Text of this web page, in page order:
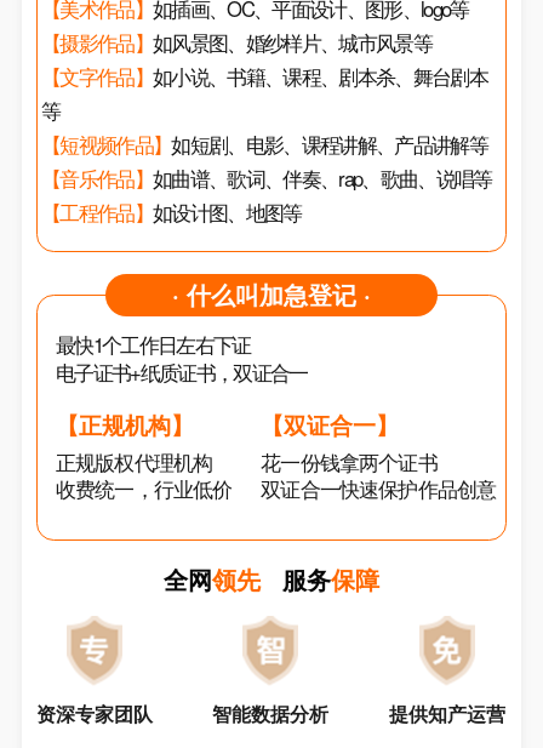
【美术作品】 如插画、OC、平面设计、图形、logo等
【摄影作品】 如风景图、婚纱样片、城市风景等
【文字作品】 如小说、书籍、课程、剧本杀、舞台剧本
等
【短视频作品】如短剧、电影、课程讲解、产品讲解等
【音乐作品】 如曲谱、歌词、伴奏、rap、歌曲、说唱等
【工程作品】 如设计图、地图等
· 什么叫加急登记 ·
最快1个工作日左右下证
电子证书+纸质证书，双证合一
【正规机构】
正规版权代理机构
收费统一，行业低价
【双证合一】
花一份钱拿两个证书
双证合一快速保护作品创意
全网领先 服务保障
资深专家团队 智能数据分析 提供知产运营